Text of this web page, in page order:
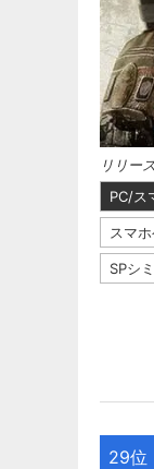
リリー
PC/ス
スマ
SPシ
29位